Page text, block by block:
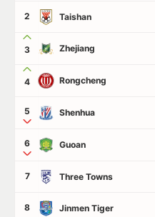
2 Taishan
3 Zhejiang
4 Rongcheng
5 Shenhua
6 Guoan
7 Three Towns
8 Jinmen Tiger